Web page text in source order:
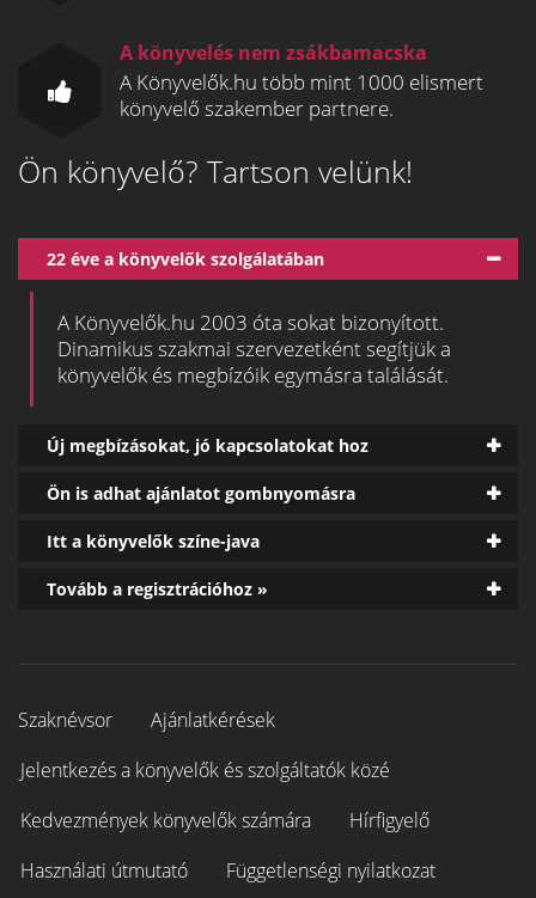
A könyvelés nem zsákbamacska
A Könyvelők.hu több mint 1000 elismert
könyvelő szakember partnere.
Ön könyvelő? Tartson velünk!
22 éve a könyvelők szolgálatában
A Könyvelők.hu 2003 óta sokat bizonyított.
Dinamikus szakmai szervezetként segítjük a
könyvelők és megbízóik egymásra találását.
Új megbízásokat, jó kapcsolatokat hoz
Ön is adhat ajánlatot gombnyomásra
Itt a könyvelők színe-java
Tovább a regisztrációhoz »
Szaknévsor
Ajánlatkérések
Jelentkezés a könyvelők és szolgáltatók közé
Kedvezmények könyvelők számára
Hírfigyelő
Használati útmutató
Függetlenségi nyilatkozat